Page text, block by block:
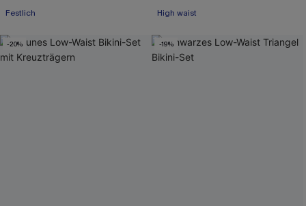
Festlich
High waist
-20% -19%